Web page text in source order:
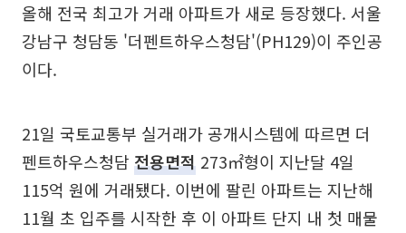
올해 전국 최고가 거래 아파트가 새로 등장했다. 서울
강남구 청담동 '더펜트하우스청담'(PH129)이 주인공
이다.
21일 국토교통부 실거래가 공개시스템에 따르면 더
펜트하우스청담 전용면적 273㎡형이 지난달 4일
115억 원에 거래됐다. 이번에 팔린 아파트는 지난해
11월 초 입주를 시작한 후 이 아파트 단지 내 첫 매물